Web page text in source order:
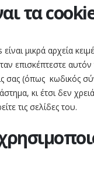
τα
μικρά αρχεία
επισκέπτεστε αυτόν
σας (όπως κωδικός
κι έτσι δεν
τις σελίδες του.